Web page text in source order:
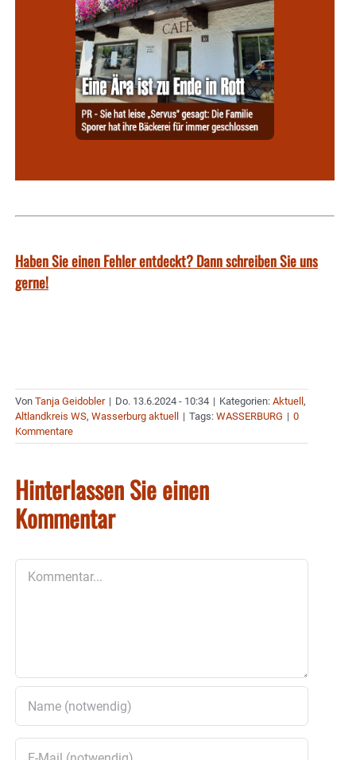
Haben Sie einen Fehler entdeckt? Dann schreiben Sie uns
gerne!
Von Tanja Geidobler | Do. 13.6.2024 - 10:34 | Kategorien: Aktuell ,
Altlandkreis WS, Wasserburg aktuell | Tags: WASSERBURG | 0
Kommentare
Hinterlassen Sie einen
Kommentar